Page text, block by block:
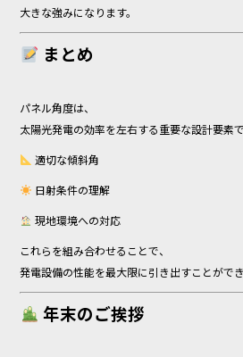
大きな強みになります。
まとめ
パネル角度は、
太陽光発電の効率を左右する重要な設計要素で
適切な傾斜角
日射条件の理解
現地環境への対応
これらを組み合わせることで、
発電設備の性能を最大限に引き出すことができ
年末のご挨拶